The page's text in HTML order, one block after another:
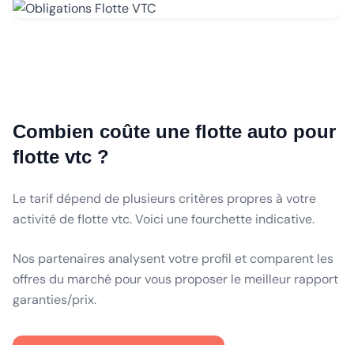
Combien coûte une flotte auto pour
flotte vtc ?
Le tarif dépend de plusieurs critères propres à votre
activité de flotte vtc. Voici une fourchette indicative.
Nos partenaires analysent votre profil et comparent les
offres du marché pour vous proposer le meilleur rapport
garanties/prix.